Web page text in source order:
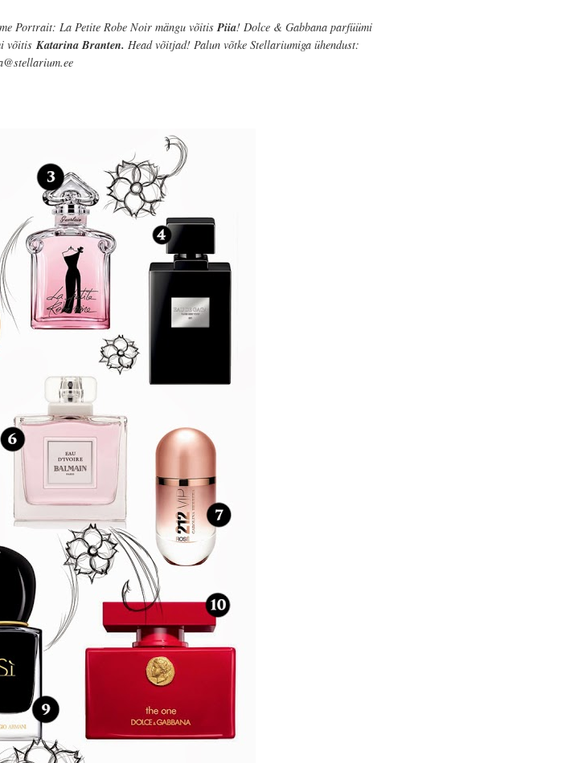
Portrait: La Petite Robe Noir mängu võitisPiia! Dolce & Gabbana parfüümi
võitisKatarina Branten. Head võitjad! Palun võtke Stellariumiga ühendust: